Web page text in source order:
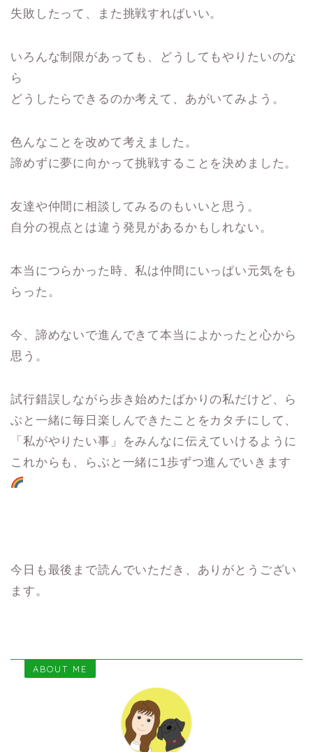
失敗したって、また挑戦すればいい。
いろんな制限があっても、どうしてもやりたいのな
ら
どうしたらできるのか考えて、あがいてみよう。
色んなことを改めて考えました。
諦めずに夢に向かって挑戦することを決めました。
友達や仲間に相談してみるのもいいと思う。
自分の視点とは違う発見があるかもしれない。
本当につらかった時、私は仲間にいっぱい元気をも
らった。
今、諦めないで進んできて本当によかったと心から
思う。
試行錯誤しながら歩き始めたばかりの私だけど、ら
ぶと一緒に毎日楽しんできたことをカタチにして、
「私がやりたい事」をみんなに伝えていけるように
これからも、らぶと一緒に1歩ずつ進んでいきます
今日も最後まで読んでいただき、ありがとうござい
ます。
ABOUT ME